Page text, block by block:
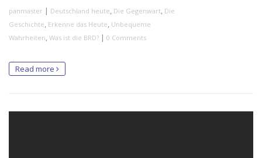
panmaster | Deutschland heute, Die Gegenwart, Die
Geschichte, Erkenne das Heute, Unbequeme
Wahrheiten, Was ist die BRD? | 0 Comments
Read more